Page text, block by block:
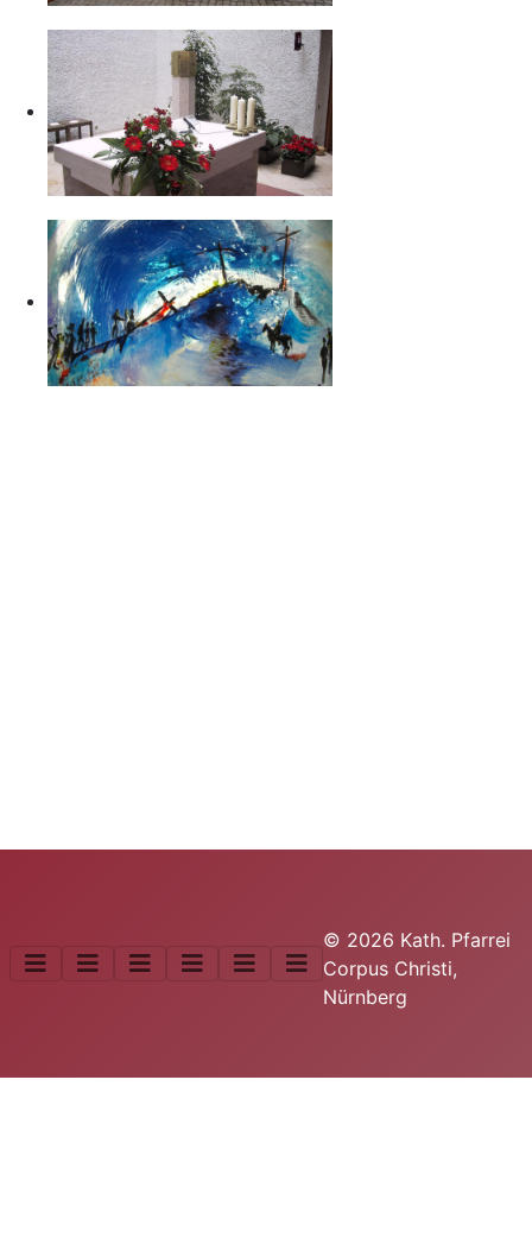
© 2026 Kath. Pfarrei
Corpus Christi,
Nürnberg